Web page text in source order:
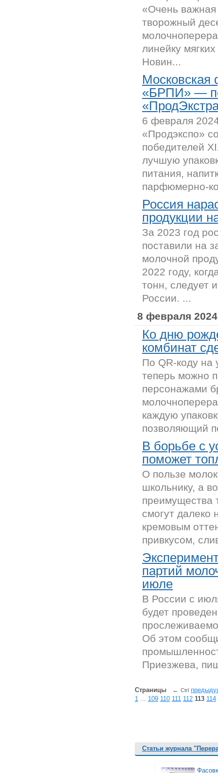
«Очень
творожный
линейку
Новин...
Московская
«БРПИ» —
6 февраля
«Продэкспо»
победителей
лучшую
питания,
парфюмерно-
Россия
продукции
За 2023 год
поставили на
молочной
2022 году,
тонн, следует
России. ...
8 февраля 2024
Ко дню
комбинат
По QR-коду на
теперь можно
персонажами
каждую
позволяющий
В борьбе с
поможет
О пользе
школьнику, а
преимущества
смогут далеко
кремовым
привкусом,
партий
июле
В России с
будет
Об этом
Приезжева,
Страницы ← Ctrl
1 ... 109 110 111 112 113 114
Статьи журнала